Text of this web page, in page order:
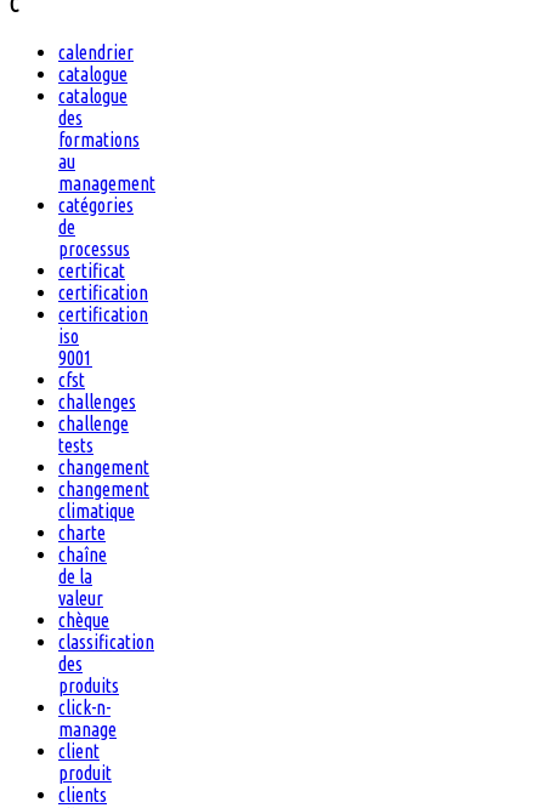
C
calendrier
catalogue
catalogue
des
formations
au
management
catégories
de
processus
certificat
certification
certification
iso
9001
cfst
challenges
challenge
tests
changement
changement
climatique
charte
chaîne
de la
valeur
chèque
classification
des
produits
click-n-
manage
client
produit
clients